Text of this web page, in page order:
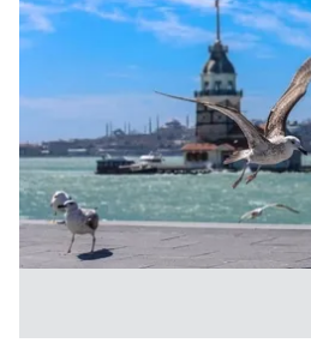
vasıtasıyla belirleyebilirsiniz.
için Ayarlar butonuna tıklayabilir,
ziyaret edebilirsiniz.
6698 sayılı Kişisel Verilerin
hazırlanmış Aydınlatma
ilgili mevzuata uygun olarak
almak için lütfentıklayınız.